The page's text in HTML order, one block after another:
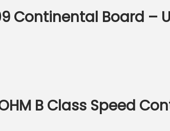
Continental Board –
B Class Speed